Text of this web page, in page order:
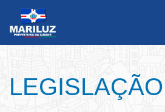
LEGISLAÇÃO